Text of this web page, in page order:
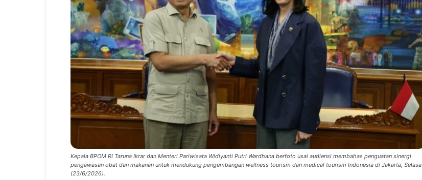
Kepala BPOM RI Taruna Ikrar dan Menteri Pariwisata Widiyanti Putri Wardhana berfoto usai audiensi membahas penguatan sinergi
pengawasan obat dan makanan untuk mendukung pengembangan wellness tourism dan medical tourism Indonesia di Jakarta, Selasa
(23/6/2026).